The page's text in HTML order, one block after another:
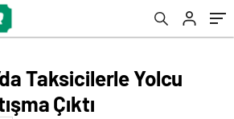
Taksicilerle Yolcu
Çıktı